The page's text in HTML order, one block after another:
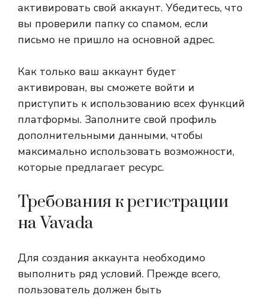
активировать свой аккаунт. Убедитесь, что
вы проверили папку со спамом, если
письмо не пришло на основной адрес.
Как только ваш аккаунт будет
активирован, вы сможете войти и
приступить к использованию всех функций
платформы. Заполните свой профиль
дополнительными данными, чтобы
максимально использовать возможности,
которые предлагает ресурс.
Требования к регистрации
на Vavada
Для создания аккаунта необходимо
выполнить ряд условий. Прежде всего,
пользователь должен быть